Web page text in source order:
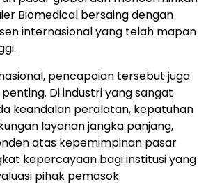
Biomedical bersaing dengan
internasional yang telah mapan
pencapaian tersebut juga
Di industri yang sangat
keandalan peralatan, kepatuhan
layanan jangka panjang,
atas kepemimpinan pasar
kepercayaan bagi institusi yang
pihak pemasok.